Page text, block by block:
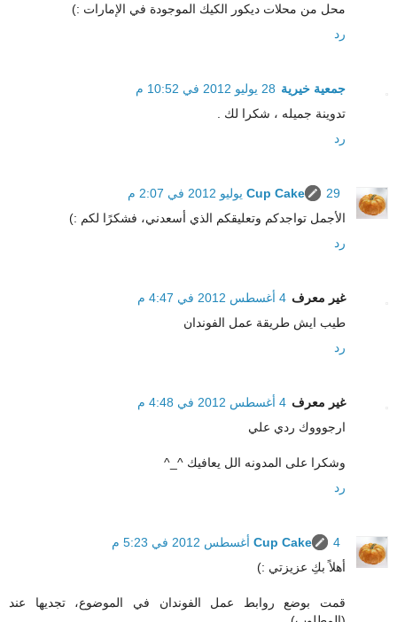
محل من محلات ديكور الكيك الموجودة في الإمارات :)
رد
جمعية خيرية 28 يوليو 2012 في 10:52 م
تدوينة جميله ، شكرا لك .
رد
Cup Cake
29 يوليو 2012 في 2:07 م
الأجمل تواجدكم وتعليقكم الذي أسعدني، فشكرًا لكم :)
رد
غير معرف 4 أغسطس 2012 في 4:47 م
طيب ايش طريقة عمل الفوندان
رد
غير معرف 4 أغسطس 2012 في 4:48 م
ارجوووك ردي علي
وشكرا على المدونه الل يعافيك ^_^
رد
Cup Cake
4 أغسطس 2012 في 5:23 م
أهلاً بكِ عزيزتي :)
قمت بوضع روابط عمل الفوندان في الموضوع، تجديها عند